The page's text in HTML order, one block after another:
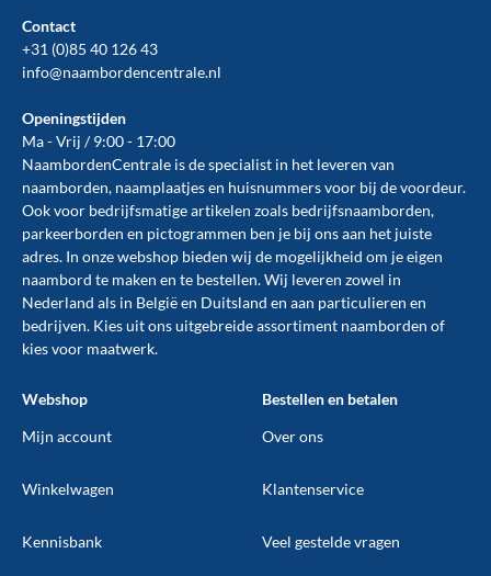
Contact
+31 (0)85 40 126 43
info@naambordencentrale.nl
Openingstijden
Ma - Vrij / 9:00 - 17:00
NaambordenCentrale is de specialist in het leveren van
naamborden, naamplaatjes en huisnummers voor bij devoordeur.
Ook voor bedrijfsmatige artikelen zoals bedrijfsnaamborden,
parkeerborden en pictogrammen ben je bij ons aan het juiste
adres. In onze webshop bieden wij de mogelijkheid om je eigen
naambord te maken en te bestellen. Wij leveren zowel in
Nederland als in België en Duitsland en aan particulieren en
bedrijven. Kies uit ons uitgebreide assortiment naamborden of
kies voor maatwerk.
Webshop
Mijn account
Winkelwagen
Kennisbank
Bestellen en betalen
Over ons
Klantenservice
Veel gestelde vragen